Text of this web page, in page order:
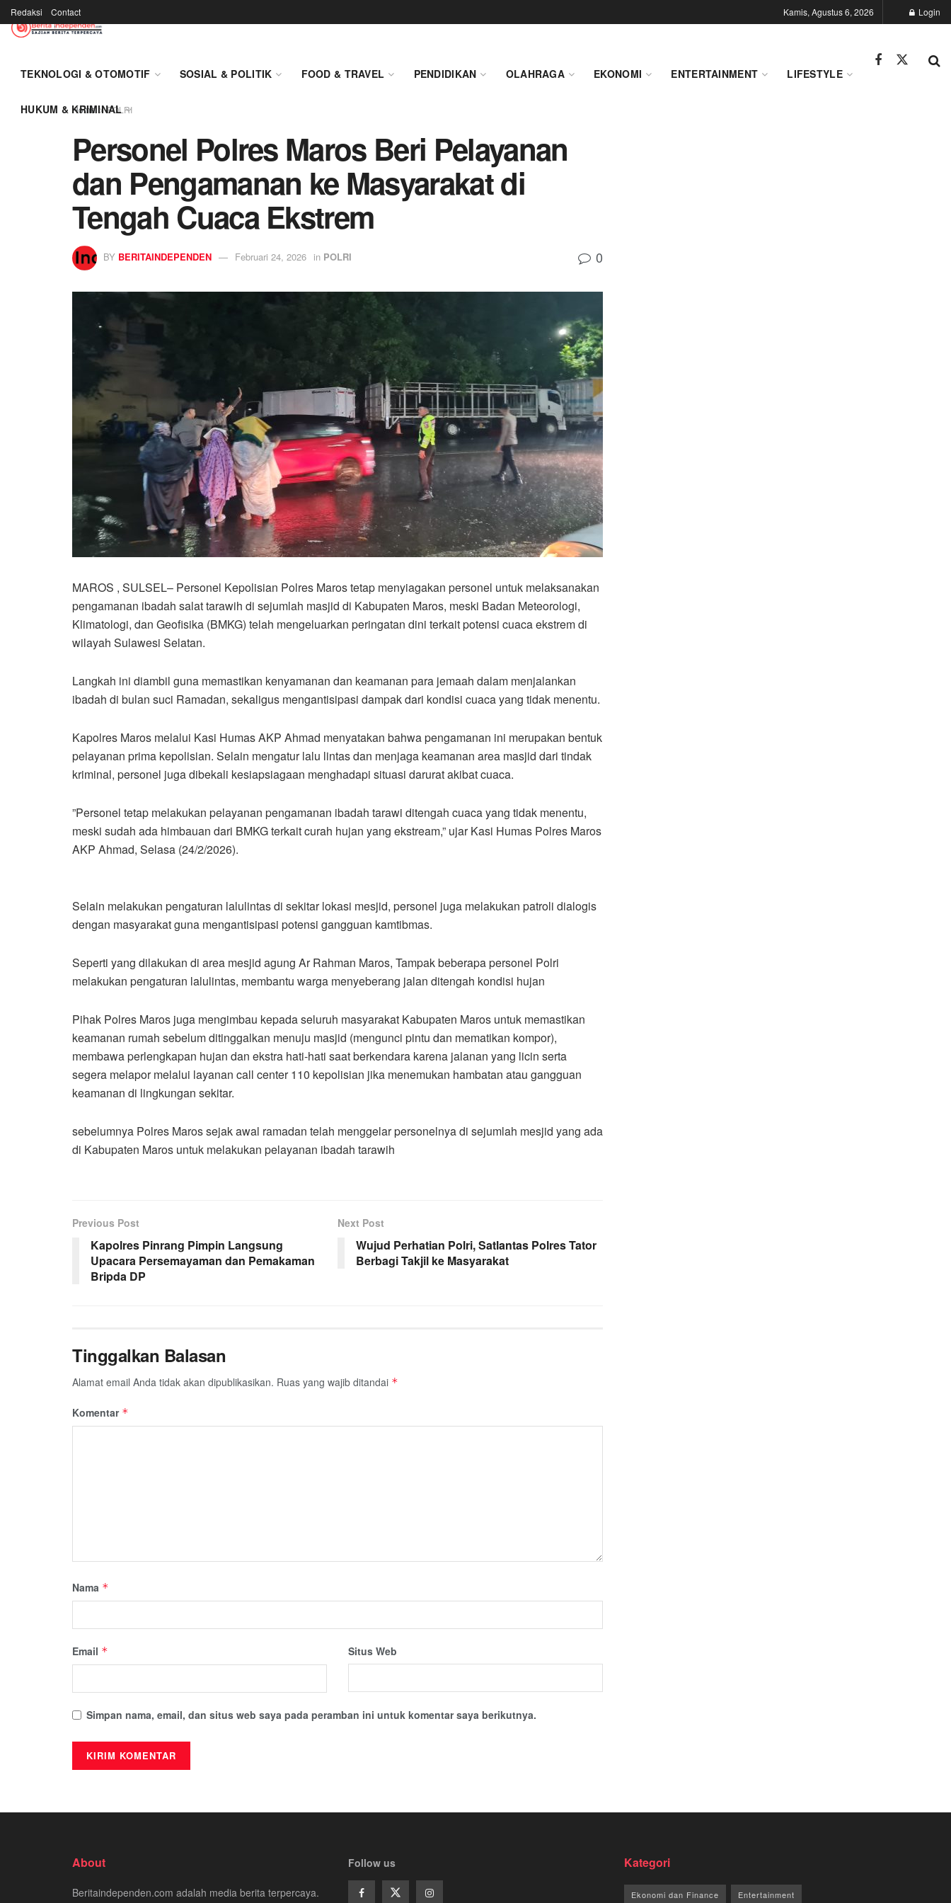
Redaksi Contact Kamis, Agustus 6, 2026 Login
TEKNOLOGI & OTOMOTIF SOSIAL & POLITIK FOOD & TRAVEL PENDIDIKAN OLAHRAGA EKONOMI ENTERTAINMENT LIFESTYLE
HUKUM & KRIMINAL
Home POLRI
Personel Polres Maros Beri Pelayanan
dan Pengamanan ke Masyarakat di
Tengah Cuaca Ekstrem
BY BERITAINDEPENDEN Februari 24, 2026 in POLRI 0
​MAROS , SULSEL– Personel Kepolisian Polres Maros tetap menyiagakan personel untuk melaksanakan
pengamanan ibadah salat tarawih di sejumlah masjid di Kabupaten Maros, meski Badan Meteorologi,
Klimatologi, dan Geofisika (BMKG) telah mengeluarkan peringatan dini terkait potensi cuaca ekstrem di
wilayah Sulawesi Selatan.
​Langkah ini diambil guna memastikan kenyamanan dan keamanan para jemaah dalam menjalankan
ibadah di bulan suci Ramadan, sekaligus mengantisipasi dampak dari kondisi cuaca yang tidak menentu.
​Kapolres Maros melalui Kasi Humas AKP Ahmad menyatakan bahwa pengamanan ini merupakan bentuk
pelayanan prima kepolisian. Selain mengatur lalu lintas dan menjaga keamanan area masjid dari tindak
kriminal, personel juga dibekali kesiapsiagaan menghadapi situasi darurat akibat cuaca.
​”Personel tetap melakukan pelayanan pengamanan ibadah tarawi ditengah cuaca yang tidak menentu,
meski sudah ada himbauan dari BMKG terkait curah hujan yang ekstream,” ujar Kasi Humas Polres Maros
AKP Ahmad, Selasa (24/2/2026).
Selain melakukan pengaturan lalulintas di sekitar lokasi mesjid, personel juga melakukan patroli dialogis
dengan masyarakat guna mengantisipasi potensi gangguan kamtibmas.
Seperti yang dilakukan di area mesjid agung Ar Rahman Maros, Tampak beberapa personel Polri
melakukan pengaturan lalulintas, membantu warga menyeberang jalan ditengah kondisi hujan
​Pihak Polres Maros juga mengimbau kepada seluruh masyarakat Kabupaten Maros untuk memastikan
keamanan rumah sebelum ditinggalkan menuju masjid (mengunci pintu dan mematikan kompor),
membawa perlengkapan hujan dan ekstra hati-hati saat berkendara karena jalanan yang licin serta
segera melapor melalui layanan call center 110 kepolisian jika menemukan hambatan atau gangguan
keamanan di lingkungan sekitar.
​sebelumnya Polres Maros sejak awal ramadan telah menggelar personelnya di sejumlah mesjid yang ada
di Kabupaten Maros untuk melakukan pelayanan ibadah tarawih
Previous Post
Kapolres Pinrang Pimpin Langsung
Upacara Persemayaman dan Pemakaman
Bripda DP
Next Post
Wujud Perhatian Polri, Satlantas Polres Tator
Berbagi Takjil ke Masyarakat
Tinggalkan Balasan
Alamat email Anda tidak akan dipublikasikan. Ruas yang wajib ditandai *
Komentar *
Nama *
Email * Situs Web
Simpan nama, email, dan situs web saya pada peramban ini untuk komentar saya berikutnya.
About
Beritaindependen.com adalah media berita terpercaya.
Follow us Kategori
Ekonomi dan Finance Entertainment